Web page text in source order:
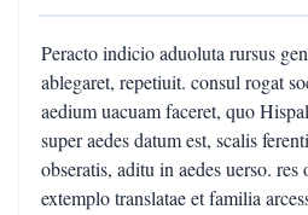
Peracto indicio aduoluta rursus
ablegaret, repetiuit. consul rogat
aedium uacuam faceret, quo
super aedes datum est, scalis
obseratis, aditu in aedes uerso. res
extemplo translatae et familia